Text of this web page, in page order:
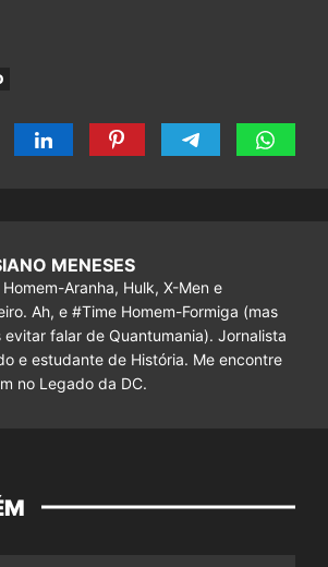
MENESES
Aranha, Hulk, X-Men e
Ah, e #Time Homem-Formiga (mas
evitar falar de Quantumania). Jornalista
e estudante de História. Me encontre
no Legado da DC.